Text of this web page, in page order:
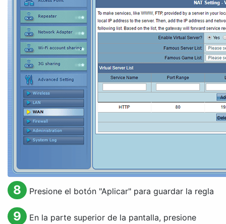
8 Presione el botón "Aplicar" para guardar la regla
9
En la parte superior de la pantalla, presione